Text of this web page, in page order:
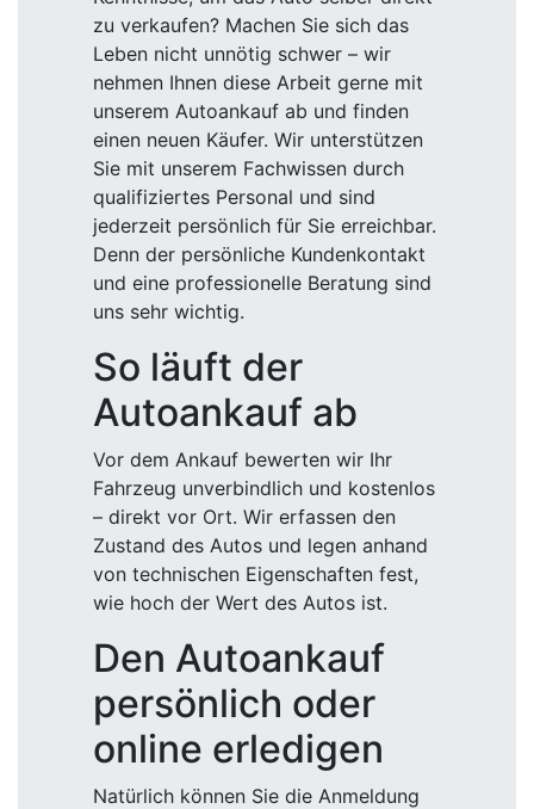
zu verkaufen? Machen Sie sich das
Leben nicht unnötig schwer – wir
nehmen Ihnen diese Arbeit gerne mit
unserem Autoankauf ab und finden
einen neuen Käufer. Wir unterstützen
Sie mit unserem Fachwissen durch
qualifiziertes Personal und sind
jederzeit persönlich für Sie erreichbar.
Denn der persönliche Kundenkontakt
und eine professionelle Beratung sind
uns sehr wichtig.
So läuft der
Autoankauf ab
Vor dem Ankauf bewerten wir Ihr
Fahrzeug unverbindlich und kostenlos
– direkt vor Ort. Wir erfassen den
Zustand des Autos und legen anhand
von technischen Eigenschaften fest,
wie hoch der Wert des Autos ist.
Den Autoankauf
persönlich oder
online erledigen
Natürlich können Sie die Anmeldung